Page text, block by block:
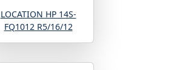
LOCATION HP 14S-
FQ1012 R5/16/12